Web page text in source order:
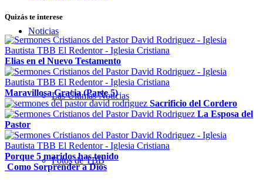
Noticias
Las Últimas Noticias
Fotos de TBB
Quizás te interese
Elias en el Nuevo Testamento
Maravillosa Gracia (Parte 5)
Sacrificio del Cordero
La Esposa del
Pastor
Porque 5 maridos has tenido
Como Sorprender a Dios